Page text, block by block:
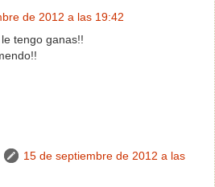
de 2012 a las 19:42
tengo ganas!!
15 de septiembre de 2012 a las